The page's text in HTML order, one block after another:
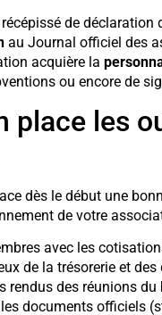
de déclaration
au Journal officiel des
acquière la
ou encore de
place les
dès le début une
de votre
avec les
de la trésorerie et des
rendus des réunions du
documents officiels